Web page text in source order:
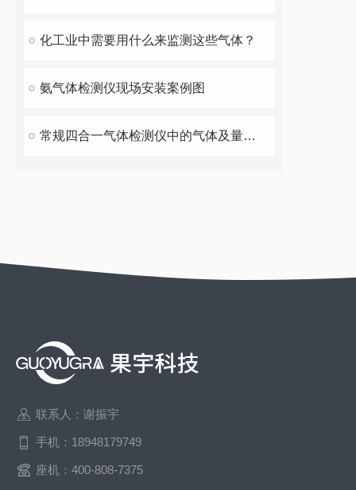
化工业中需要用什么来监测这些气体？
氨气体检测仪现场安装案例图
常规四合一气体检测仪中的气体及量程范围选择-果宇科技
联系人：谢振宇
手机：18948179749
座机：400-808-7375